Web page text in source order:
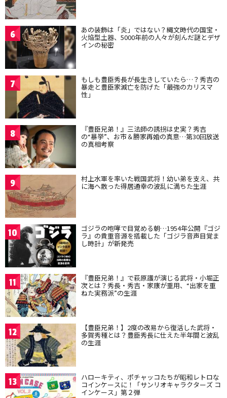
6 あの装飾は「炎」ではない？縄文時代の国宝・
火焔型土器、5000年前の人々が刻んだ謎とデザ
インの秘密
7 もしも豊臣秀長が長生きしていたら…？秀吉の
暴走と豊臣家滅亡を防げた「最強のカリスマ
性」
8 『豊臣兄弟！』三法師の誘拐は史実？秀吉
の“暴挙”、お市＆勝家再婚の真意…第30回放送
の真相考察
9 村上水軍を率いた戦国武将！幼い弟を支え、共
に海へ散った得居通幸の波乱に満ちた生涯
10 ゴジラの咆哮で目覚める朝…1954年公開『ゴジ
ラ』の貴重音源を搭載した「ゴジラ音声目覚ま
し時計」が新発売
11 『豊臣兄弟！』で萩原護が演じる武将・小堀正
次とは？秀長・秀吉・家康が重用、“出家を重
ねた実務派”の生涯
12 【豊臣兄弟！】2度の改易から復活した武将・
多賀秀種とは？豊臣秀長に仕えた半年間と波乱
の生涯
13 ハローキティ、ポチャッコたちが昭和レトロな
コインケースに！「サンリオキャラクターズ コ
インケース」第２弾